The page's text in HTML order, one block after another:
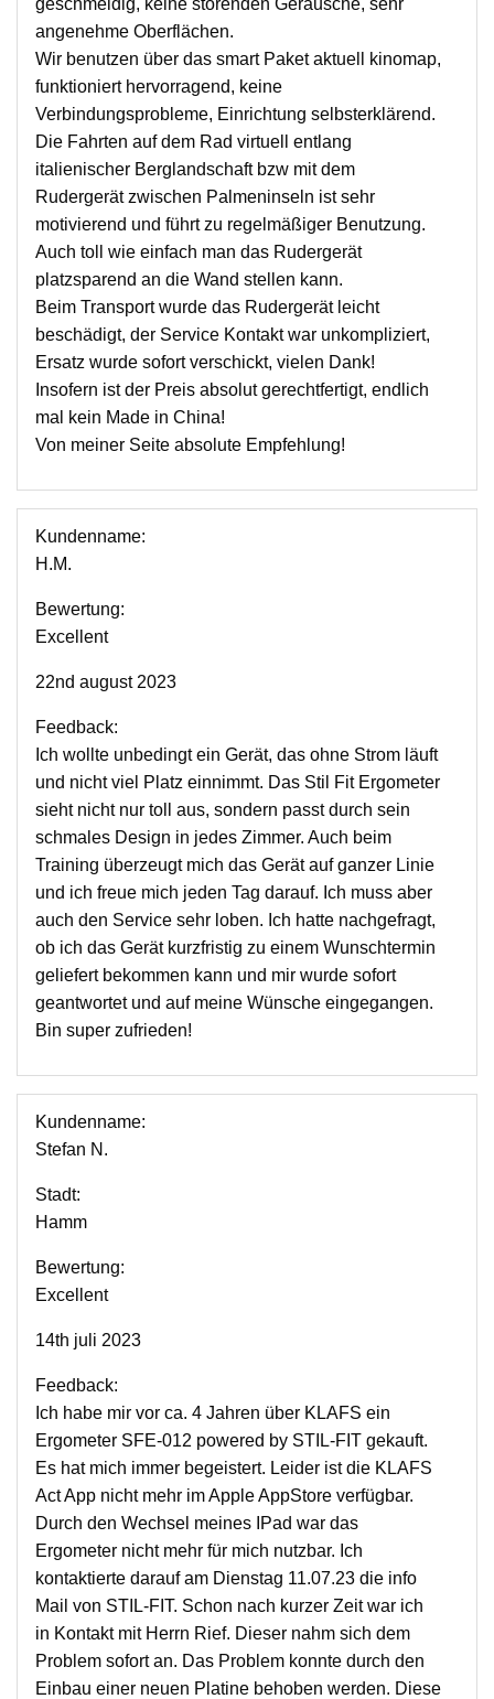
angenehme Oberflächen.
Wir benutzen über das smart Paket aktuell kinomap,
funktioniert hervorragend, keine
Verbindungsprobleme, Einrichtung selbsterklärend.
Die Fahrten auf dem Rad virtuell entlang
italienischer Berglandschaft bzw mit dem
Rudergerät zwischen Palmeninseln ist sehr
motivierend und führt zu regelmäßiger Benutzung.
Auch toll wie einfach man das Rudergerät
platzsparend an die Wand stellen kann.
Beim Transport wurde das Rudergerät leicht
beschädigt, der Service Kontakt war unkompliziert,
Ersatz wurde sofort verschickt, vielen Dank!
Insofern ist der Preis absolut gerechtfertigt, endlich
mal kein Made in China!
Von meiner Seite absolute Empfehlung!
Kundenname:
H.M.
Bewertung:
Excellent
22nd august 2023
Feedback:
Ich wollte unbedingt ein Gerät, das ohne Strom läuft
und nicht viel Platz einnimmt. Das Stil Fit Ergometer
sieht nicht nur toll aus, sondern passt durch sein
schmales Design in jedes Zimmer. Auch beim
Training überzeugt mich das Gerät auf ganzer Linie
und ich freue mich jeden Tag darauf. Ich muss aber
auch den Service sehr loben. Ich hatte nachgefragt,
ob ich das Gerät kurzfristig zu einem Wunschtermin
geliefert bekommen kann und mir wurde sofort
geantwortet und auf meine Wünsche eingegangen.
Bin super zufrieden!
Kundenname:
Stefan N.
Stadt:
Hamm
Bewertung:
Excellent
14th juli 2023
Feedback:
Ich habe mir vor ca. 4 Jahren über KLAFS ein
Ergometer SFE-012 powered by STIL-FIT gekauft.
Es hat mich immer begeistert. Leider ist die KLAFS
Act App nicht mehr im Apple AppStore verfügbar.
Durch den Wechsel meines IPad war das
Ergometer nicht mehr für mich nutzbar. Ich
kontaktierte darauf am Dienstag 11.07.23 die info
Mail von STIL-FIT. Schon nach kurzer Zeit war ich
in Kontakt mit Herrn Rief. Dieser nahm sich dem
Problem sofort an. Das Problem konnte durch den
Einbau einer neuen Platine behoben werden. Diese